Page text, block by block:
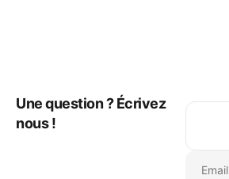
Une question ? Écrivez
nous !
Email